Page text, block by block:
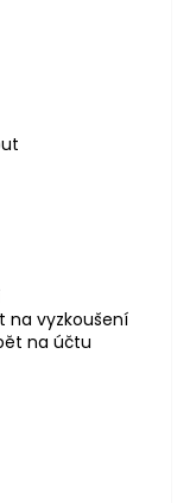
5 hvězdiček.
5 hvězdiček.
na vyzkoušení
na účtu
5 hvězdiček.